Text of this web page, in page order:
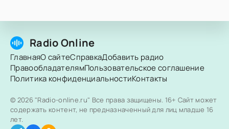
Radio Online
ГлавнаяО сайтеСправкаДобавить радио
ПравообладателямПользовательское соглашение
Политика конфиденциальностиКонтакты
© 2026 "Radio-online.ru" Все права защищены. 16+ Сайт может
содержать контент, не предназначенный для лиц младше 16
лет.